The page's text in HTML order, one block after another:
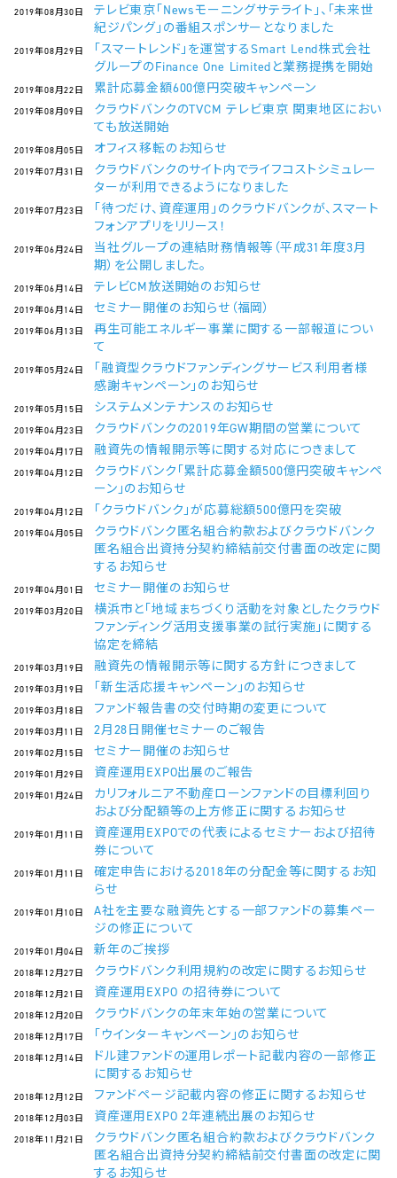
2019年08月30日
テレビ東京「Newsモーニングサテライト」、「未来世
紀ジパング」の番組スポンサーとなりました
2019年08月29日
「スマートレンド」を運営するSmart Lend株式会社
グループのFinance One Limitedと業務提携を開始
2019年08月22日 累計応募金額600億円突破キャンペーン
2019年08月09日
クラウドバンクのTVCM テレビ東京 関東地区におい
ても放送開始
2019年08月05日 オフィス移転のお知らせ
2019年07月31日
クラウドバンクのサイト内でライフコストシミュレー
ターが利用できるようになりました
2019年07月23日
「待つだけ、資産運用」のクラウドバンクが、スマート
フォンアプリをリリース！
2019年06月24日
当社グループの連結財務情報等（平成31年度3月
期）を公開しました。
2019年06月14日 テレビCM放送開始のお知らせ
2019年06月14日 セミナー開催のお知らせ（福岡）
2019年06月13日
再生可能エネルギー事業に関する一部報道につい
て
2019年05月24日
「融資型クラウドファンディングサービス利用者様
感謝キャンペーン」のお知らせ
2019年05月15日 システムメンテナンスのお知らせ
2019年04月23日 クラウドバンクの2019年GW期間の営業について
2019年04月17日 融資先の情報開示等に関する対応につきまして
2019年04月12日
クラウドバンク「累計応募金額500億円突破キャンペ
ーン」のお知らせ
2019年04月12日 「クラウドバンク」が応募総額500億円を突破
2019年04月05日
クラウドバンク匿名組合約款およびクラウドバンク
匿名組合出資持分契約締結前交付書面の改定に関
するお知らせ
2019年04月01日 セミナー開催のお知らせ
2019年03月20日
横浜市と「地域まちづくり活動を対象としたクラウド
ファンディング活用支援事業の試行実施」に関する
協定を締結
2019年03月19日 融資先の情報開示等に関する方針につきまして
2019年03月19日 「新生活応援キャンペーン」のお知らせ
2019年03月18日 ファンド報告書の交付時期の変更について
2019年03月11日 2月28日開催セミナーのご報告
2019年02月15日 セミナー開催のお知らせ
2019年01月29日 資産運用EXPO出展のご報告
2019年01月24日
カリフォルニア不動産ローンファンドの目標利回り
および分配額等の上方修正に関するお知らせ
2019年01月11日
資産運用EXPOでの代表によるセミナーおよび招待
券について
2019年01月11日
確定申告における2018年の分配金等に関するお知
らせ
2019年01月10日
A社を主要な融資先とする一部ファンドの募集ペー
ジの修正について
2019年01月04日 新年のご挨拶
2018年12月27日 クラウドバンク利用規約の改定に関するお知らせ
2018年12月21日 資産運用EXPO の招待券について
2018年12月20日 クラウドバンクの年末年始の営業について
2018年12月17日 「ウインターキャンペーン」のお知らせ
2018年12月14日
ドル建ファンドの運用レポート記載内容の一部修正
に関するお知らせ
2018年12月12日 ファンドページ記載内容の修正に関するお知らせ
2018年12月03日 資産運用EXPO 2年連続出展のお知らせ
2018年11月21日
クラウドバンク匿名組合約款およびクラウドバンク
匿名組合出資持分契約締結前交付書面の改定に関
するお知らせ